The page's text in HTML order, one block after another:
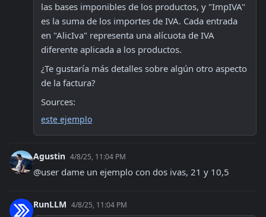
las bases imponibles de los productos, y "ImpIVA"
es la suma de los importes de IVA. Cada entrada
en "AlicIva" representa una alícuota de IVA
diferente aplicada a los productos.
¿Te gustaría más detalles sobre algún otro aspecto
de la factura?
Sources:
este ejemplo
Agustin 4/8/25, 11:04 PM
@user dame un ejemplo con dos ivas, 21 y 10,5
RunLLM 4/8/25, 11:04 PM